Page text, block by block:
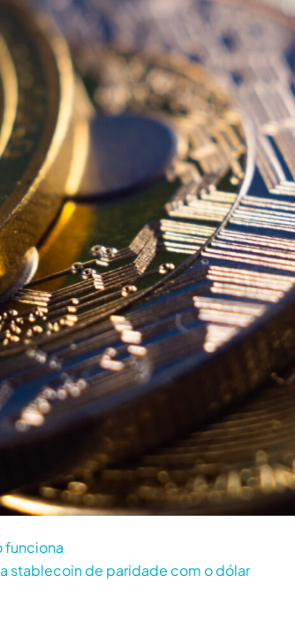
funciona
stablecoin de paridade com o dólar